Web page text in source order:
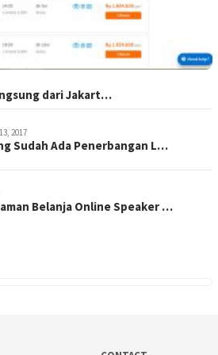
dari Jakart…
2017
Sudah Ada Penerbangan L…
Belanja Online Speaker …